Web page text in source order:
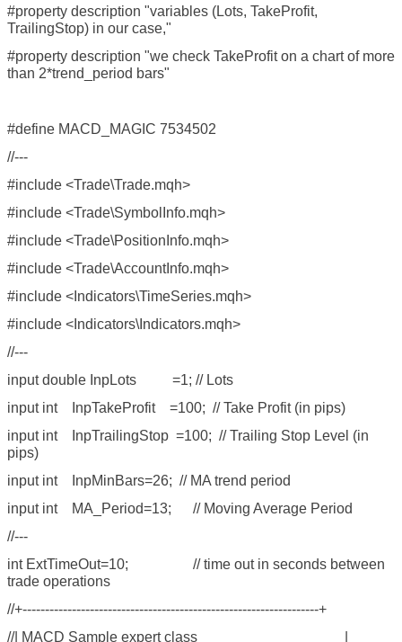
#property description "variables (Lots, TakeProfit,
TrailingStop) in our case,"
#property description "we check TakeProfit on a chart of more
than 2*trend_period bars"
#define MACD_MAGIC 7534502
//---
#include <Trade\Trade.mqh>
#include <Trade\SymbolInfo.mqh>
#include <Trade\PositionInfo.mqh>
#include <Trade\AccountInfo.mqh>
#include <Indicators\TimeSeries.mqh>
#include <Indicators\Indicators.mqh>
//---
input double InpLots =1; // Lots
input int InpTakeProfit =100; // Take Profit (in pips)
input int InpTrailingStop =100; // Trailing Stop Level (in
pips)
input int InpMinBars=26; // MA trend period
input int MA_Period=13; // Moving Average Period
//---
int ExtTimeOut=10; // time out in seconds between
trade operations
//+------------------------------------------------------------------+
//| MACD Sample expert class |